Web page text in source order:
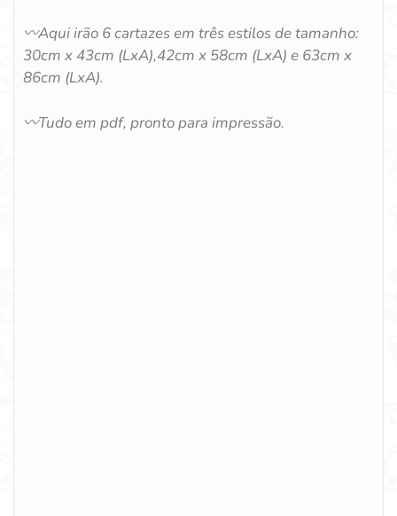
〰️Aqui irão 6 cartazes em três estilos de tamanho:
30cm x 43cm (LxA),42cm x 58cm (LxA) e 63cm x
86cm (LxA).
〰️Tudo em pdf, pronto para impressão.